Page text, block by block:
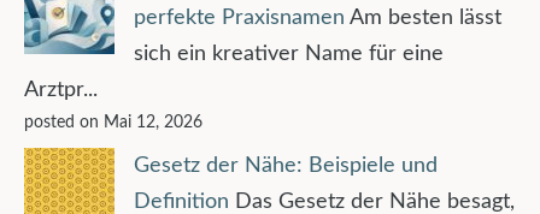
perfekte Praxisnamen Am besten lässt
sich ein kreativer Name für eine
Arztpr...
posted on Mai 12, 2026
Gesetz der Nähe: Beispiele und
Definition Das Gesetz der Nähe besagt,